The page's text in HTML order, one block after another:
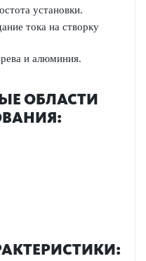
установки.
тока на створку
и алюминия.
ОБЛАСТИ